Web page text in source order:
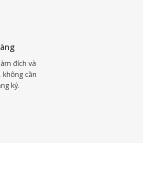
đích và
không cần
ký.